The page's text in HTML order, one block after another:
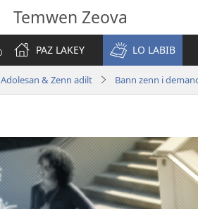
Temwen Zeova
PAZ LAKEY
LO LABIB
Adolesan & Zenn adilt Bann zenn i